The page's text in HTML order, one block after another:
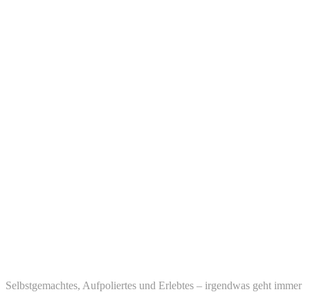
Selbstgemachtes, Aufpoliertes und Erlebtes – irgendwas geht immer